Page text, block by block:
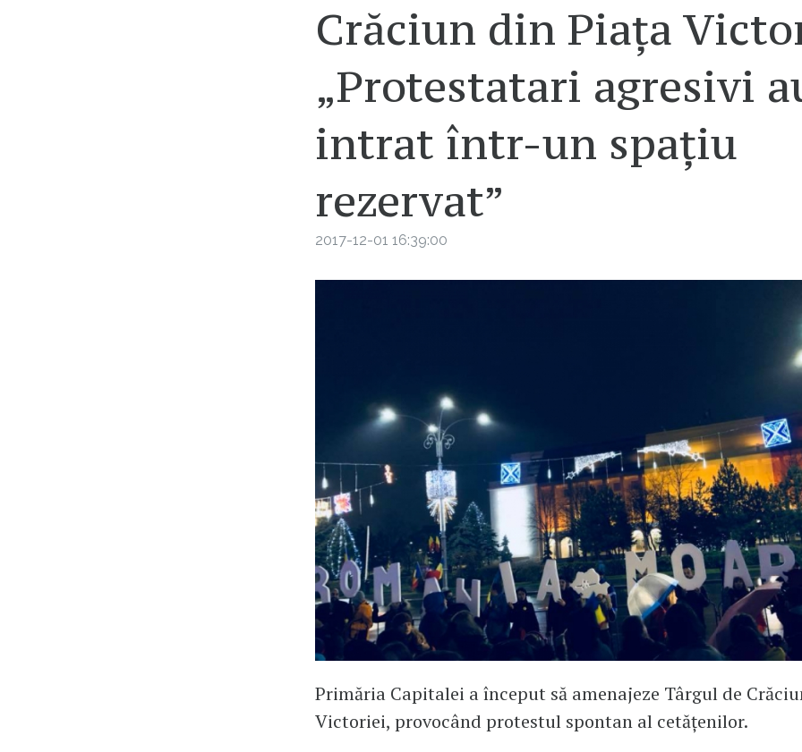
Crăciun din Piața
„Protestatari agresivi
intrat într-un spațiu
rezervat”
2017-12-01 16:39:00
Primăria Capitalei a început să amenajeze Târgul de
Victoriei, provocând protestul spontan al cetățenilor.